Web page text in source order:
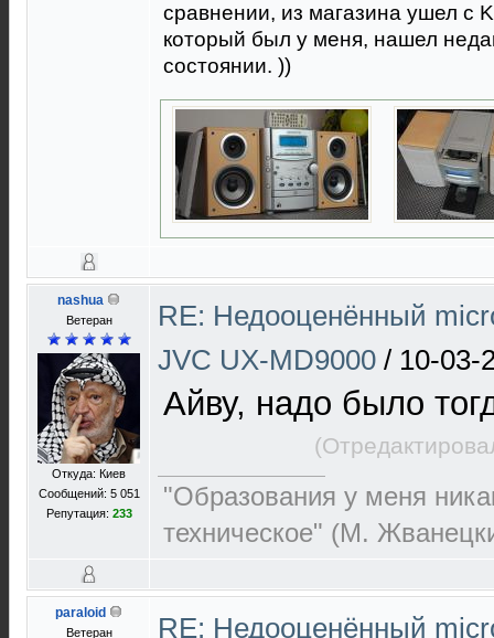
сравнении, из магазина ушел с
который был у меня, нашел
состоянии. ))
nashua
Ветеран
Откуда: Киев
Сообщений: 5 051
Репутация: 233
RE: Недооценённый
JVC UX-MD9000 / 10-03-
Айву, надо было
"Образования у меня
техническое" (М.
paraloid
Ветеран RE: Недооценённый